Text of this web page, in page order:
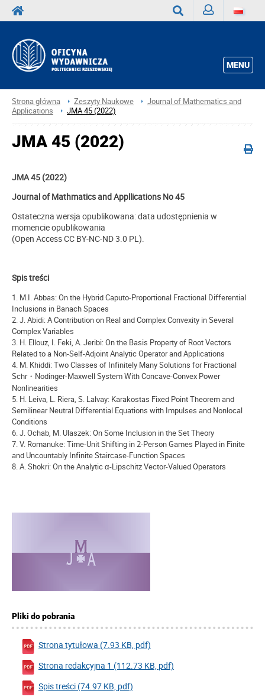
MENU
Strona główna Zeszyty Naukowe
Journal of Mathematics and
Applications
JMA 45 (2022)
JMA 45 (2022)
JMA 45 (2022)
Journal of Mathmatics and Appllications No 45
Ostateczna wersja opublikowana: data udostępnienia w
momencie opublikowania
(Open Access CC BY-NC-ND 3.0 PL).
Spis treści
1. M.I. Abbas:On the Hybrid Caputo-Proportional Fractional Differential
Inclusions in Banach Spaces
2.J. Abidi:A Contribution on Real and Complex Convexity in Several
Complex Variables
3. H. Ellouz, I. Feki, A. Jeribi:On the Basis Property of Root Vectors
Related to a Non-Self-Adjoint Analytic Operator and Applications
4. M. Khiddi:Two Classes of Infinitely Many Solutions for Fractional
Schr・Nodinger-Maxwell System With Concave-Convex Power
Nonlinearities
5. H. Leiva, L. Riera, S. Lalvay: Karakostas Fixed Point Theorem and
Semilinear Neutral Differential Equations with Impulses and Nonlocal
Conditions
6.J. Ochab, M. Ulaszek:On Some Inclusion in the Set Theory
7.V. Romanuke:Time-Unit Shifting in 2-Person Games Played in Finite
and Uncountably Infinite Staircase-Function Spaces
8.A. Shokri:On the Analyticα-Lipschitz Vector-Valued Operators
Pliki do pobrania
Strona tytułowa (7.93 KB, pdf)
Strona redakcyjna 1 (112.73 KB, pdf)
Spis treści (74.97 KB, pdf)